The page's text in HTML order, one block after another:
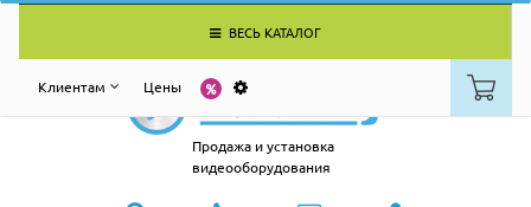
ВЕСЬ КАТАЛОГ
Клиентам Цены
Продажа и установка
видеооборудования